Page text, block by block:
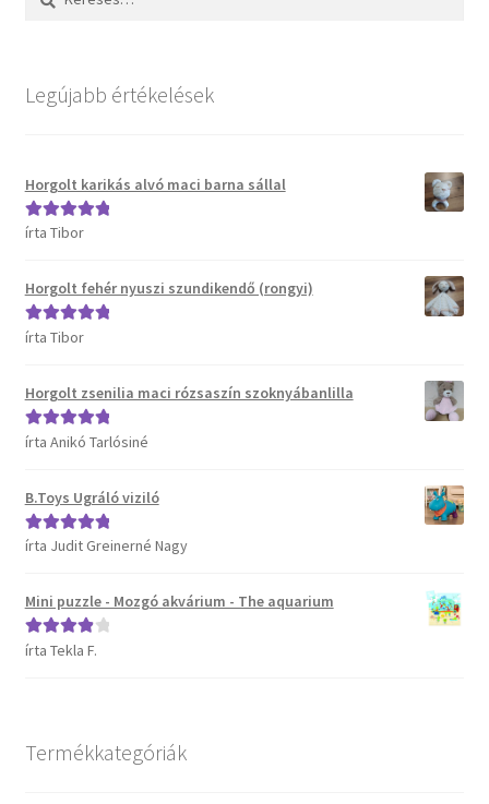
Pénztár
Affenzahn táskák
Bristle Blocks építőjátékok
ERGOBAG táskák
Satch táskák, tolltartók és kiegészítők
Vaganza gyermekruházat
Wonder Wheels autók
Legújabb értékelések
Horgolt karikás alvó maci barna sállal
Értékelés:
írta Tibor
Horgolt fehér nyuszi szundikendő (rongyi)
Értékelés:
írta Tibor
Horgolt zsenilia maci rózsaszín szoknyábanlilla
Értékelés:5/
írta Anikó Tarlósiné
B.Toys Ugráló viziló
Értékelés:5/
írta Judit Greinerné Nagy
Mini puzzle - Mozgó akvárium - The aquarium
Értékelés:
írta Tekla F.
Termékkategóriák